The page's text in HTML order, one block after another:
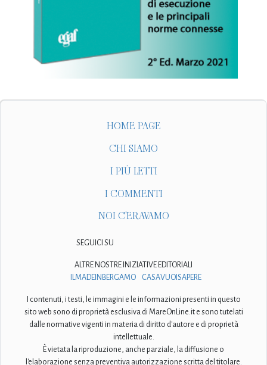
HOME PAGE
CHI SIAMO
I PIÙ LETTI
I COMMENTI
NOI C'ERAVAMO
SEGUICI SU
ALTRE NOSTRE INIZIATIVE EDITORIALI
ILMADEINBERGAMO
CASAVUOISAPERE
I contenuti, i testi, le immagini e le informazioni presenti in questo
sito web sono di proprietà esclusiva di MareOnLine.it e sono tutelati
dalle normative vigenti in materia di diritto d'autore e di proprietà
intellettuale.
È vietata la riproduzione, anche parziale, la diffusione o
l'elaborazione senza preventiva autorizzazione scritta del titolare.